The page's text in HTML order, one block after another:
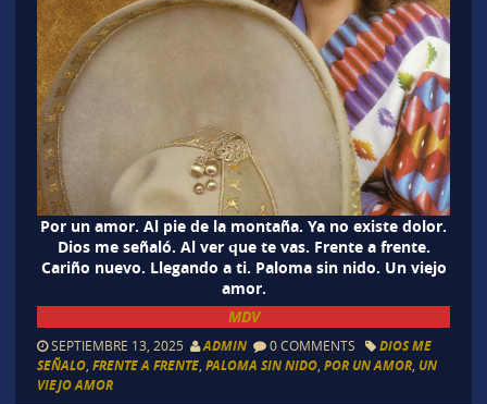
Por un amor. Al pie de la montaña. Ya no existe dolor.
Dios me señaló. Al ver que te vas. Frente a frente.
Cariño nuevo. Llegando a ti. Paloma sin nido. Un viejo
amor.
MDV
SEPTIEMBRE 13, 2025 ADMIN 0 COMMENTS
DIOS ME
SEÑALO, FRENTE A FRENTE, PALOMA SIN NIDO, POR UN AMOR, UN
VIEJO AMOR